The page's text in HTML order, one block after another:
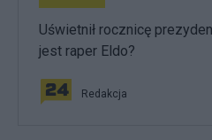
Uświetnił rocznicę
jest raper Eldo?
Redakcja